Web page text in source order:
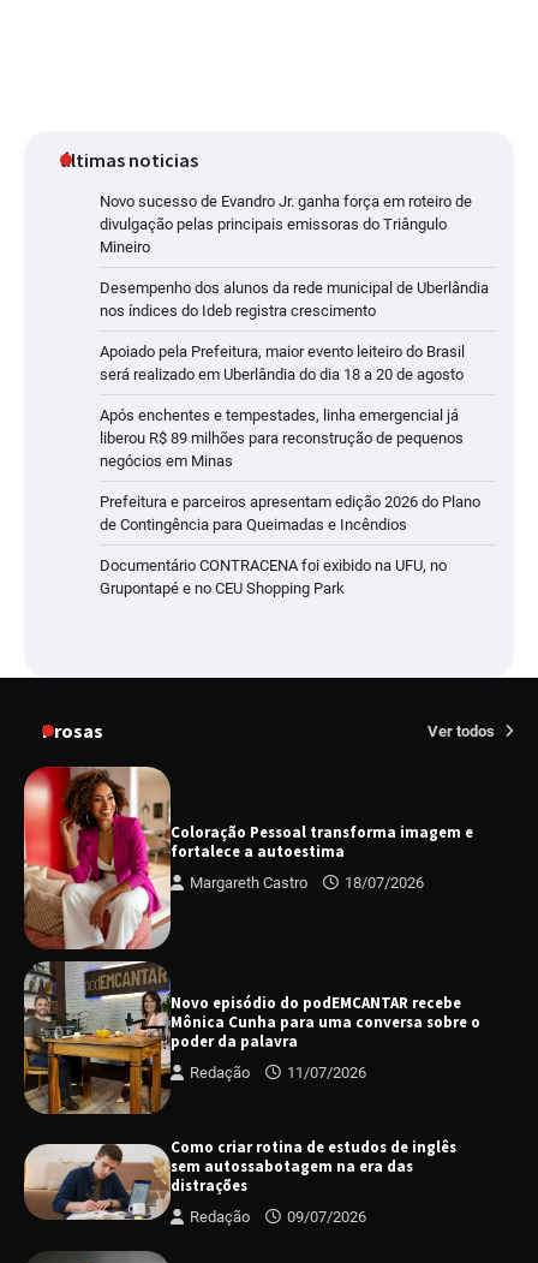
últimas noticias
Novo sucesso de Evandro Jr. ganha força em roteiro de
divulgação pelas principais emissoras do Triângulo
Mineiro
Desempenho dos alunos da rede municipal de Uberlândia
nos índices do Ideb registra crescimento
Apoiado pela Prefeitura, maior evento leiteiro do Brasil
será realizado em Uberlândia do dia 18 a 20 de agosto
Após enchentes e tempestades, linha emergencial já
liberou R$ 89 milhões para reconstrução de pequenos
negócios em Minas
Prefeitura e parceiros apresentam edição 2026 do Plano
de Contingência para Queimadas e Incêndios
Documentário CONTRACENA foi exibido na UFU, no
Grupontapé e no CEU Shopping Park
Prosas Ver todos
Coloração Pessoal transforma imagem e
fortalece a autoestima
Margareth Castro 18/07/2026
Novo episódio do podEMCANTAR recebe
Mônica Cunha para uma conversa sobre o
poder da palavra
Redação 11/07/2026
Como criar rotina de estudos de inglês
sem autossabotagem na era das
distrações
Redação 09/07/2026